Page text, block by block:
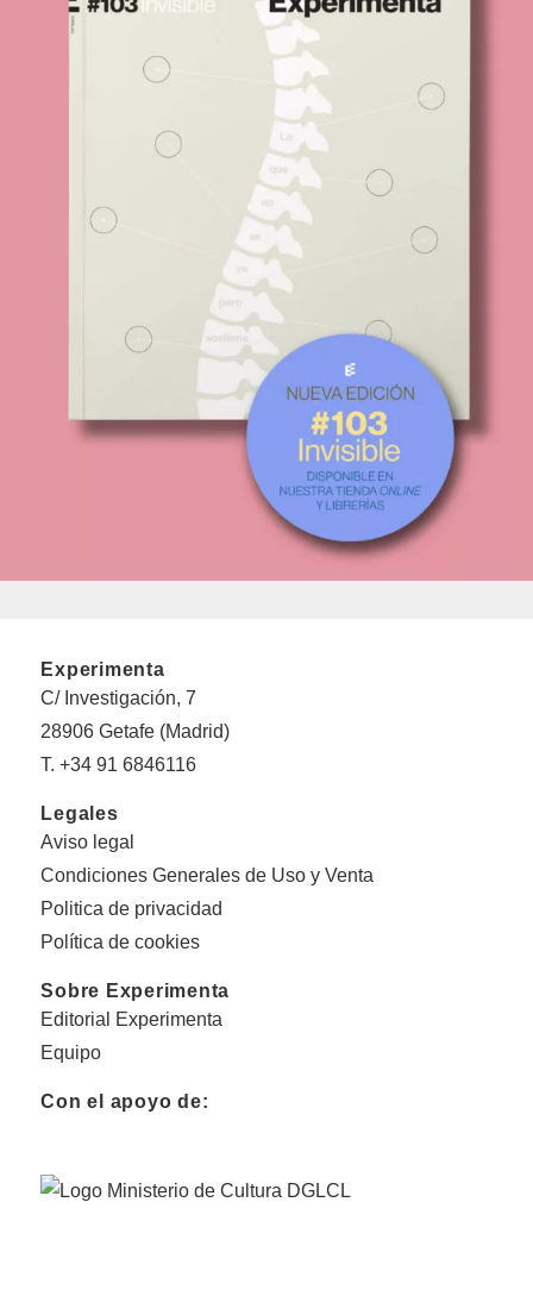
Experimenta
C/ Investigación, 7
28906 Getafe (Madrid)
T. +34 91 6846116
Legales
Aviso legal
Condiciones Generales de Uso y Venta
Politica de privacidad
Política de cookies
Sobre Experimenta
Editorial Experimenta
Equipo
Con el apoyo de: